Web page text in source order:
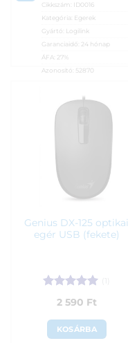
Cikkszám: ID0016
Kategória: Egerek
Gyártó: Logilink
Garanciaidő: 24 hónap
ÁFA: 27%
Azonosító: 52870
Genius DX-125 optikai
egér USB (fekete)
Értékelés:5
/ 52 590 Ft
KOSÁRBA